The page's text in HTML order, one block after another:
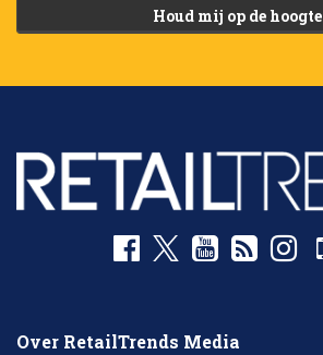
Houd mij op de hoogte
Over RetailTrends Media